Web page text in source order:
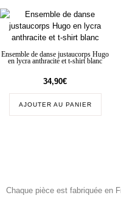
Ensemble de danse justaucorps Hugo
en lycra anthracite et t-shirt blanc
34,90€
AJOUTER AU PANIER
Chaque pièce est fabriquée en